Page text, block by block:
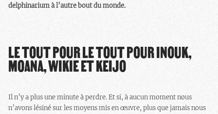
delphinarium à l’autre bout du monde.
LE TOUT POUR LE TOUT POUR INOUK,
MOANA, WIKIE ET KEIJO
Il n’y a plus une minute à perdre. Et si, à aucun moment nous
n’avons lésiné sur les moyens mis en œuvre, plus que jamais nous